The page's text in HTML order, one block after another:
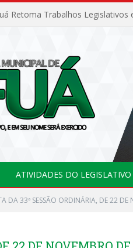
ATIVIDADES DO LEGISLATIVO
DA 33ª SESSÃO ORDINÁRIA, DE 22 DE